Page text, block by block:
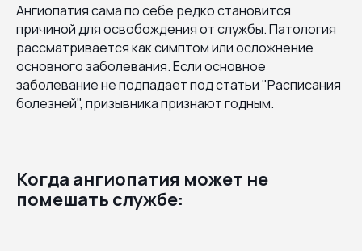
Ангиопатия сама по себе редко становится
причиной для освобождения от службы. Патология
рассматривается как симптом или осложнение
основного заболевания. Если основное
заболевание не подпадает под статьи "Расписания
болезней", призывника признают годным.
Когда ангиопатия может не
помешать службе: